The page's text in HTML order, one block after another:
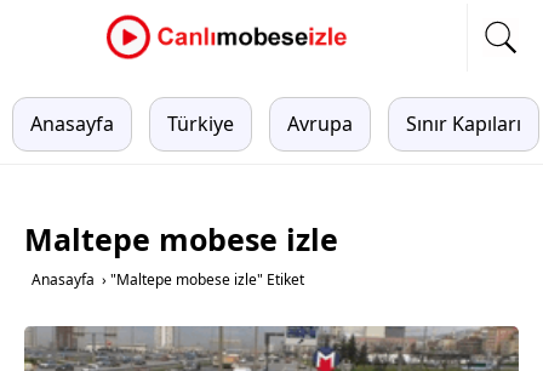
Anasayfa Türkiye Avrupa Sınır Kapıları
Maltepe mobese izle
Anasayfa › "Maltepe mobese izle" Etiket